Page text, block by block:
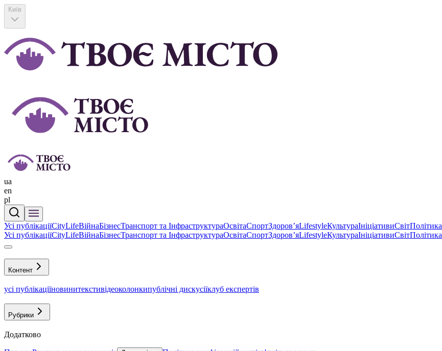
Київ
ua
en
pl
Усі публікаціїCityLifeВійнаБізнесТранспорт та ІнфраструктураОсвітаСпортЗдоровʼяLifestyleКультураІніціативиСвітПолітика
Усі публікаціїCityLifeВійнаБізнесТранспорт та ІнфраструктураОсвітаСпортЗдоровʼяLifestyleКультураІніціативиСвітПолітика
Контент
усі публікаціїновинитекстивідеоколонкипублічні дискусіїклуб експертів
Рубрики
Додатково